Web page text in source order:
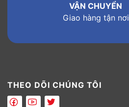
VẬN CHUYỂN
Giao hàng tận nơi
THEO DÕI CHÚNG TÔI